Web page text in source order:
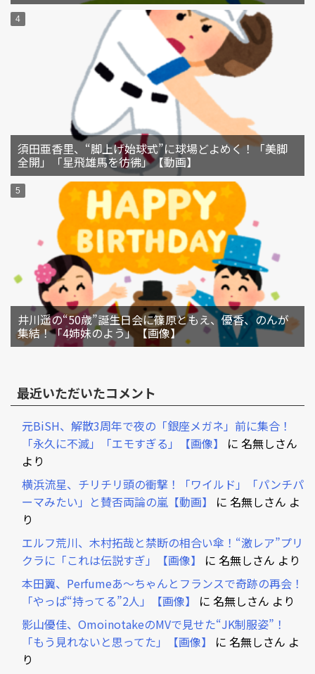
須田亜香里、“脚上げ始球式”に球場どよめく！「美脚
全開」「星飛雄馬を彷彿」【動画】
井川遥の“50歳”誕生日会に篠原ともえ、優香、のんが
集結！「4姉妹のよう」【画像】
最近いただいたコメント
元BiSH、解散3周年で夜の「銀座メガネ」前に集合！
「永久に不滅」「エモすぎる」【画像】
に 名無しさん
より
横浜流星、チリチリ頭の衝撃！「ワイルド」「パンチパ
ーマみたい」と賛否両論の嵐【動画】
に 名無しさん よ
り
エルフ荒川、木村拓哉と禁断の相合い傘！“激レア”プリ
クラに「これは伝説すぎ」【画像】
に 名無しさん より
本田翼、Perfumeあ～ちゃんとフランスで奇跡の再会！
「やっぱ“持ってる”2人」【画像】
に 名無しさん より
影山優佳、OmoinotakeのMVで見せた“JK制服姿”！
「もう見れないと思ってた」【画像】
に 名無しさん よ
り